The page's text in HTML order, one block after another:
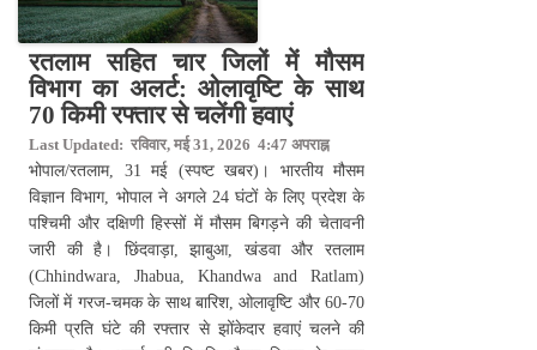
रतलाम सहित चार जिलों में मौसम
विभाग का अलर्ट: ओलावृष्टि के साथ
70 किमी रफ्तार से चलेंगी हवाएं
Last Updated: रविवार, मई 31, 2026 4:47 अपराह्न
भोपाल/रतलाम, 31 मई (स्पष्ट खबर)। भारतीय मौसम
विज्ञान विभाग, भोपाल ने अगले 24 घंटों के लिए प्रदेश के
पश्चिमी और दक्षिणी हिस्सों में मौसम बिगड़ने की चेतावनी
जारी की है। छिंदवाड़ा, झाबुआ, खंडवा और रतलाम
(Chhindwara, Jhabua, Khandwa and Ratlam)
जिलों में गरज-चमक के साथ बारिश, ओलावृष्टि और 60-70
किमी प्रति घंटे की रफ्तार से झोंकेदार हवाएं चलने की